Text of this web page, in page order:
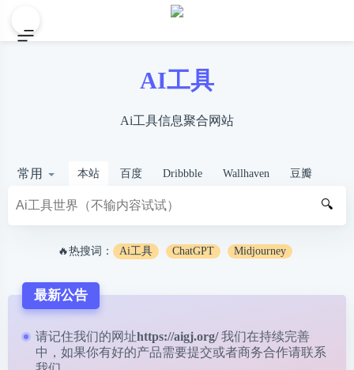
AI工具
Ai工具信息聚合网站
常用 本站 百度 Dribbble Wallhaven 豆瓣
🔍
🔥热搜词： Ai工具 ChatGPT Midjourney
最新公告
请记住我们的网址https://aigj.org/ 我们在持续完善
中，如果你有好的产品需要提交或者商务合作请联系